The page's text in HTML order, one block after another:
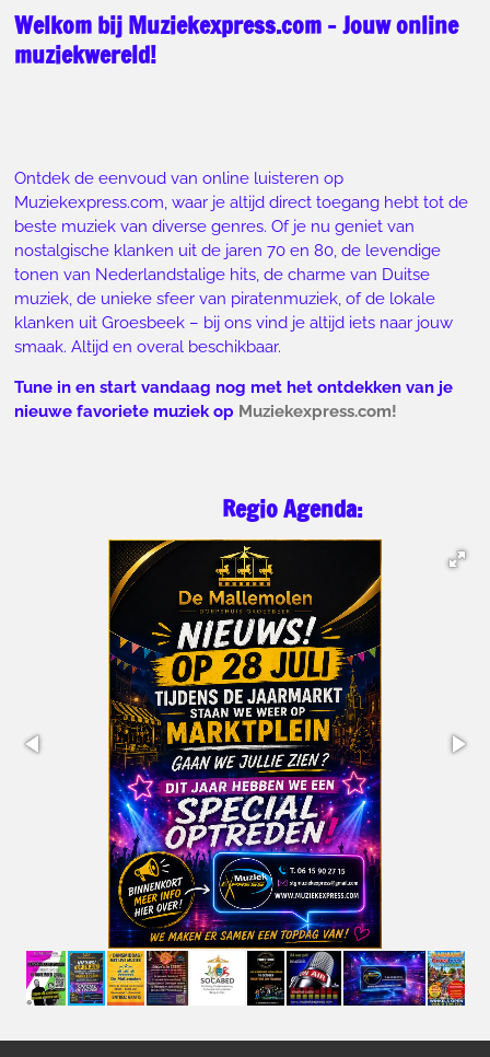
Welkom bij Muziekexpress.com – Jouw online
muziekwereld!
Ontdek de eenvoud van online luisteren op
Muziekexpress.com, waar je altijd direct toegang hebt tot de
beste muziek van diverse genres. Of je nu geniet van
nostalgische klanken uit de jaren 70 en 80, de levendige
tonen van Nederlandstalige hits, de charme van Duitse
muziek, de unieke sfeer van piratenmuziek, of de lokale
klanken uit Groesbeek – bij ons vind je altijd iets naar jouw
smaak. Altijd en overal beschikbaar.
Tune in en start vandaag nog met het ontdekken van je
nieuwe favoriete muziek op Muziekexpress.com!
Regio Agenda: